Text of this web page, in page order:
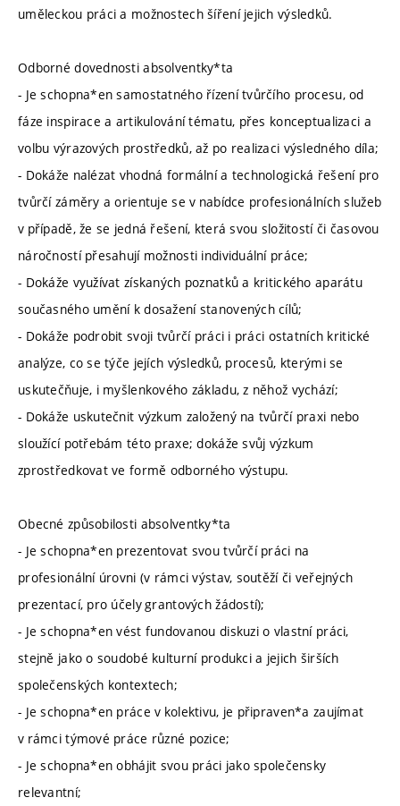
uměleckou práci a možnostech šíření jejich výsledků.
Odborné dovednosti absolventky*ta
- Je schopna*en samostatného řízení tvůrčího procesu, od
fáze inspirace a artikulování tématu, přes konceptualizaci a
volbu výrazových prostředků, až po realizaci výsledného díla;
- Dokáže nalézat vhodná formální a technologická řešení pro
tvůrčí záměry a orientuje se v nabídce profesionálních služeb
v případě, že se jedná řešení, která svou složitostí či časovou
náročností přesahují možnosti individuální práce;
- Dokáže využívat získaných poznatků a kritického aparátu
současného umění k dosažení stanovených cílů;
- Dokáže podrobit svoji tvůrčí práci i práci ostatních kritické
analýze, co se týče jejích výsledků, procesů, kterými se
uskutečňuje, i myšlenkového základu, z něhož vychází;
- Dokáže uskutečnit výzkum založený na tvůrčí praxi nebo
sloužící potřebám této praxe; dokáže svůj výzkum
zprostředkovat ve formě odborného výstupu.
Obecné způsobilosti absolventky*ta
- Je schopna*en prezentovat svou tvůrčí práci na
profesionální úrovni (v rámci výstav, soutěží či veřejných
prezentací, pro účely grantových žádostí);
- Je schopna*en vést fundovanou diskuzi o vlastní práci,
stejně jako o soudobé kulturní produkci a jejich širších
společenských kontextech;
- Je schopna*en práce v kolektivu, je připraven*a zaujímat
v rámci týmové práce různé pozice;
- Je schopna*en obhájit svou práci jako společensky
relevantní;